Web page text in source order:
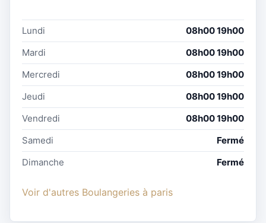
Lundi
08h00 19h00
Mardi
08h00 19h00
Mercredi
08h00 19h00
Jeudi
08h00 19h00
Vendredi
08h00 19h00
Samedi
Fermé
Dimanche
Fermé
Voir d'autres Boulangeries à paris